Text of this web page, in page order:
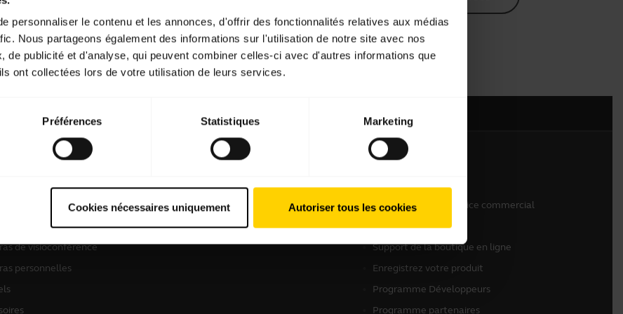
personnaliser le contenu et les annonces, d'offrir des fonctionnalités relatives aux médias
Nous partageons également des informations sur l'utilisation de notre site avec nos
de publicité et d'analyse, qui peuvent combiner celles-ci avec d'autres informations que
ont collectées lors de votre utilisation de leurs services.
Préférences Statistiques Marketing
Cookies nécessaires uniquement Autoriser tous les cookies
Logiciels et applis
de visioconférence
personnelles
Localisateur de Partenaire
Contactez notre service commercial
Contactez le support
Support de la boutique en ligne
Enregistrez votre produit
Programme Développeurs
Programme partenaires